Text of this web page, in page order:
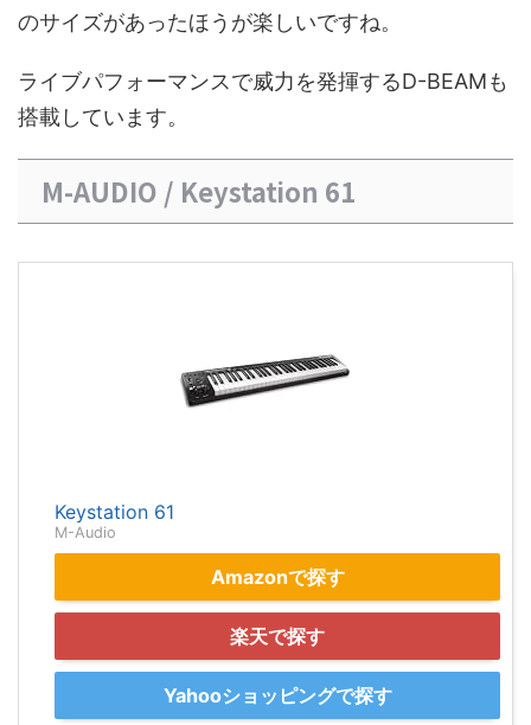
のサイズがあったほうが楽しいですね。
ライブパフォーマンスで威力を発揮するD-BEAMも
搭載しています。
M-AUDIO / Keystation 61
Keystation 61
M-Audio
Amazonで探す
楽天で探す
Yahooショッピングで探す